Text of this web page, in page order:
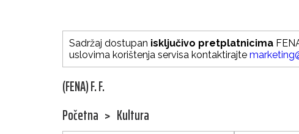
Sadržaj dostupan isključivo pretplatnicima
uslovima korištenja servisa kontaktirajte
(FENA) F. F.
Početna > Kultura